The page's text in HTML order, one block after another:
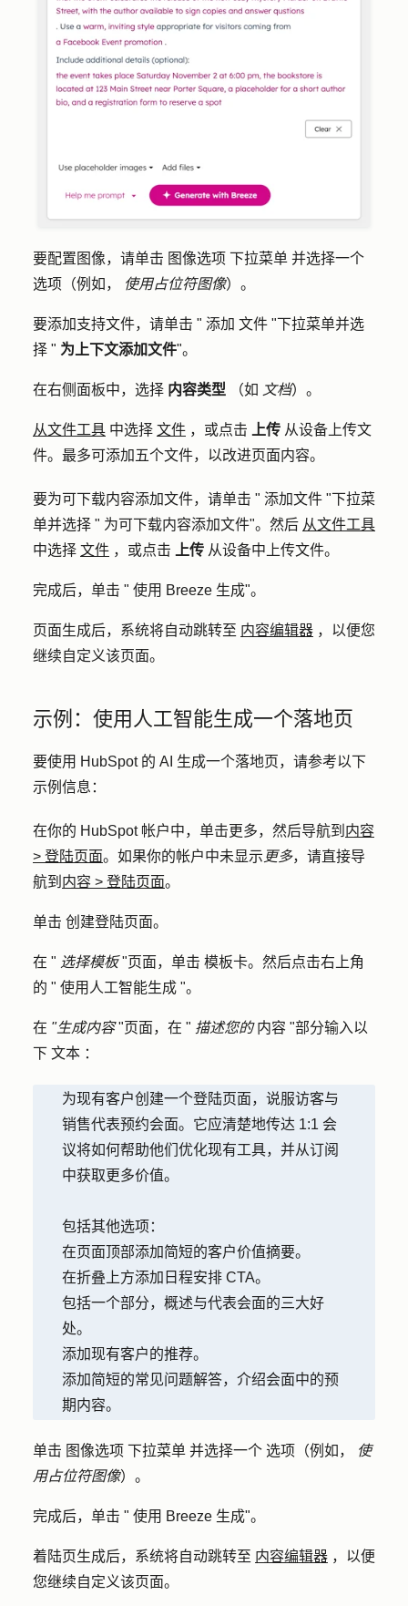
要配置图像，请单击 图像选项 下拉菜单 并选择一个
选项 （例如， 使用占位符图像）。
要添加支持文件，请单击 " 添加 文件 "下拉菜单并选
择 " 为上下文添加文件"。
在右侧面板中，选择 内容类型 （如 文档）。
从文件工具 中选择 文件 ，或点击 上传 从设备上传文
件。最多可添加五个文件，以改进页面内容。
要为可下载内容添加文件，请单击 " 添加文件 "下拉菜
单并选择 " 为可下载内容添加文件"。然后 从文件工具
中选择 文件 ，或点击 上传 从设备中上传文件。
完成后，单击 " 使用 Breeze 生成"。
页面生成后，系统将自动跳转至 内容编辑器 ，以便您
继续自定义该页面。
示例：使用人工智能生成一个落地页
要使用 HubSpot 的 AI 生成一个落地页，请参考以下
示例信息：
在你的 HubSpot 帐户中，单击更多，然后导航到 内容
> 登陆页面。如果你的帐户中未显示 更多，请直接导
航到 内容 > 登陆页面。
单击 创建登陆页面。
在 " 选择模板"页面，单击 模板卡。然后点击右上角
的 " 使用人工智能生成 "。
在 "生成内容"页面，在 " 描述您的内容 "部分输入以
下 文本 ：
为现有客户创建一个登陆页面，说服访客与
销售代表预约会面。它应清楚地传达 1:1 会
议将如何帮助他们优化现有工具，并从订阅
中获取更多价值。
包括其他选项：
在页面顶部添加简短的客户价值摘要。
在折叠上方添加日程安排 CTA。
包括一个部分，概述与代表会面的三大好
处。
添加现有客户的推荐。
添加简短的常见问题解答，介绍会面中的预
期内容。
单击 图像选项 下拉菜单 并选择一个 选项 （例如，
使
用占位符图像）。
完成后，单击 " 使用 Breeze 生成"。
着陆页生成后，系统将自动跳转至 内容编辑器 ，以便
您继续自定义该页面。